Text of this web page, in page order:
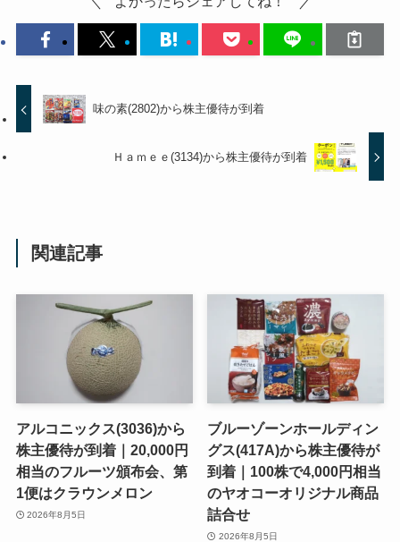
味の素(2802)から株主優待が到着
Ｈａｍｅｅ(3134)から株主優待が到着
関連記事
アルコニックス(3036)から
株主優待が到着｜20,000円
相当のフルーツ頒布会、第
1便はクラウンメロン
2026年8月5日
ブルーゾーンホールディン
グス(417A)から株主優待が
到着｜100株で4,000円相当
のヤオコーオリジナル商品
詰合せ
2026年8月5日